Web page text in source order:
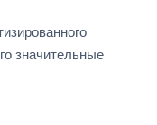
значительные